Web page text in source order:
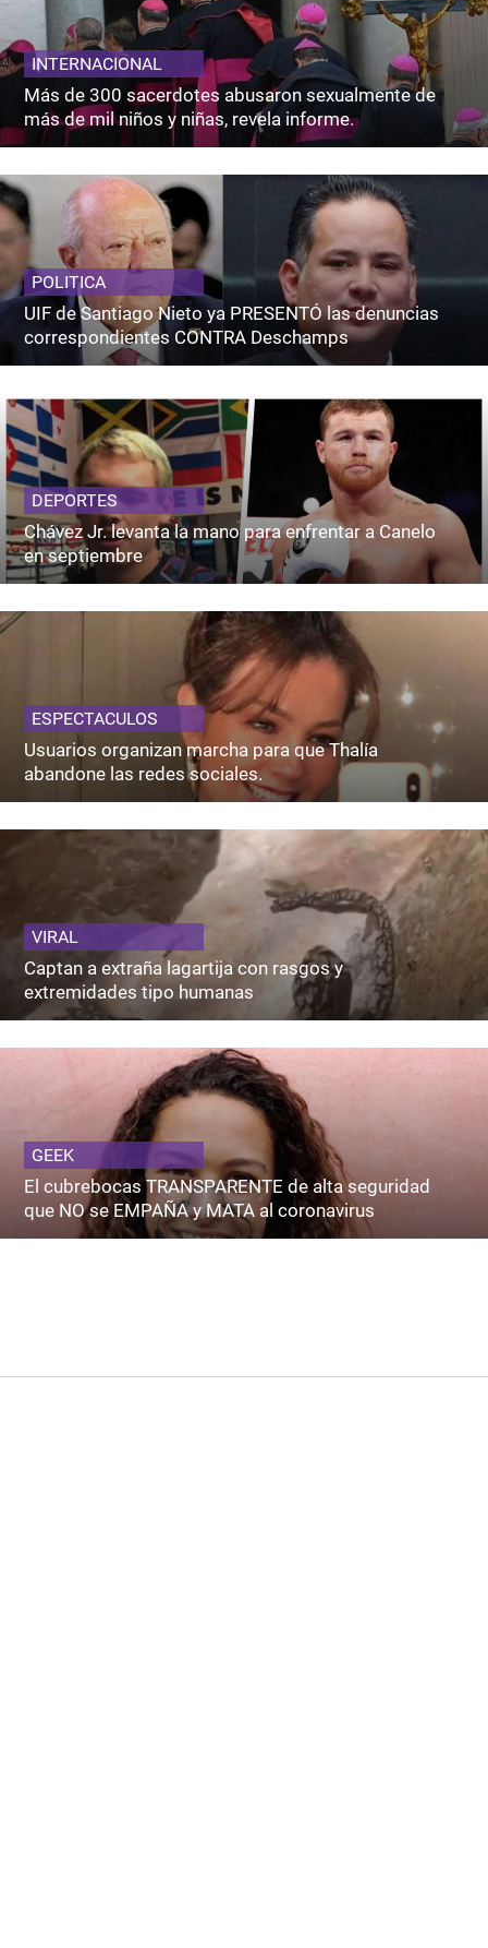
INTERNACIONAL
Más de 300 sacerdotes abusaron sexualmente de
más de mil niños y niñas, revela informe.
POLITICA
UIF de Santiago Nieto ya PRESENTÓ las denuncias
correspondientes CONTRA Deschamps
DEPORTES
Chávez Jr. levanta la mano para enfrentar a Canelo
en septiembre
ESPECTACULOS
Usuarios organizan marcha para que Thalía
abandone las redes sociales.
VIRAL
Captan a extraña lagartija con rasgos y
extremidades tipo humanas
GEEK
El cubrebocas TRANSPARENTE de alta seguridad
que NO se EMPAÑA y MATA al coronavirus